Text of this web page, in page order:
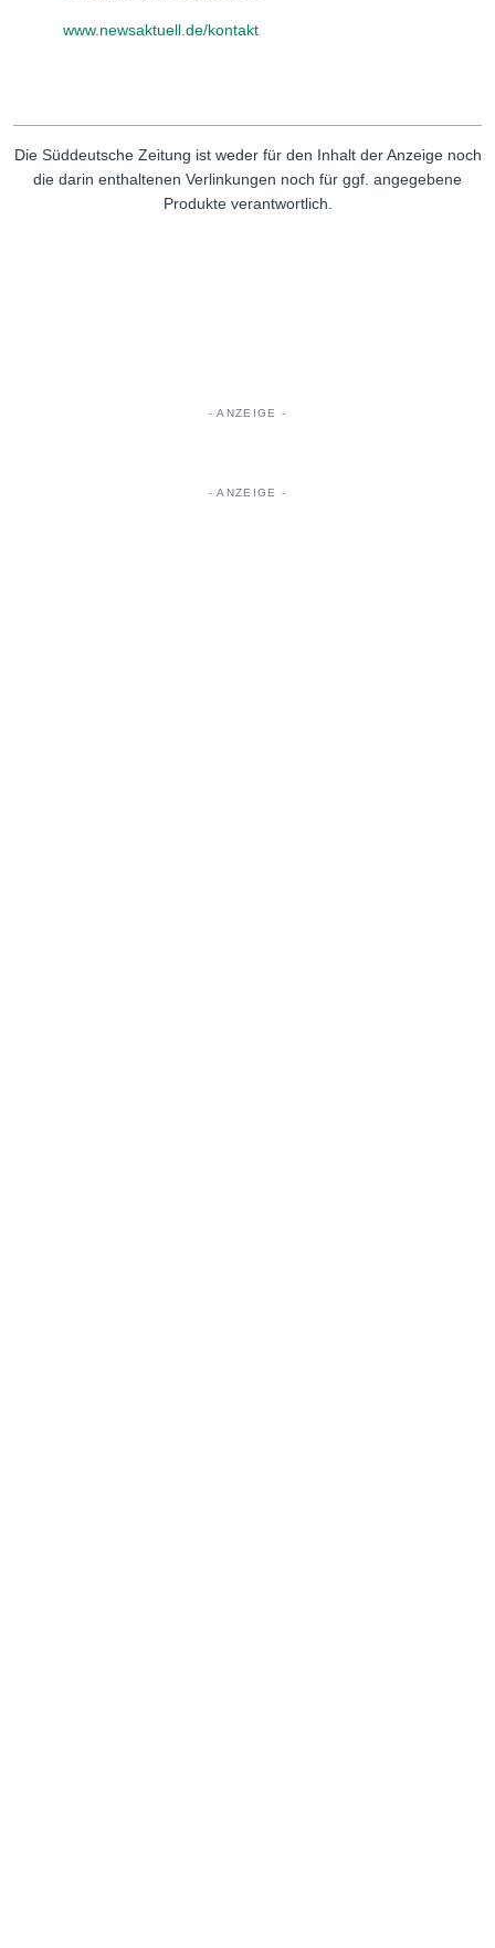
www.newsaktuell.de/kontakt
Die Süddeutsche Zeitung ist weder für den Inhalt der Anzeige noch
die darin enthaltenen Verlinkungen noch für ggf. angegebene
Produkte verantwortlich.